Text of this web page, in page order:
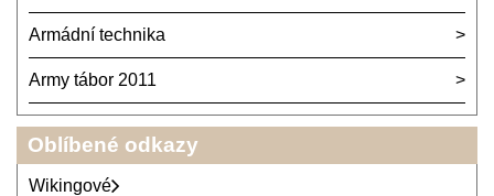
Armádní technika
Army tábor 2011
Oblíbené odkazy
Wikingové